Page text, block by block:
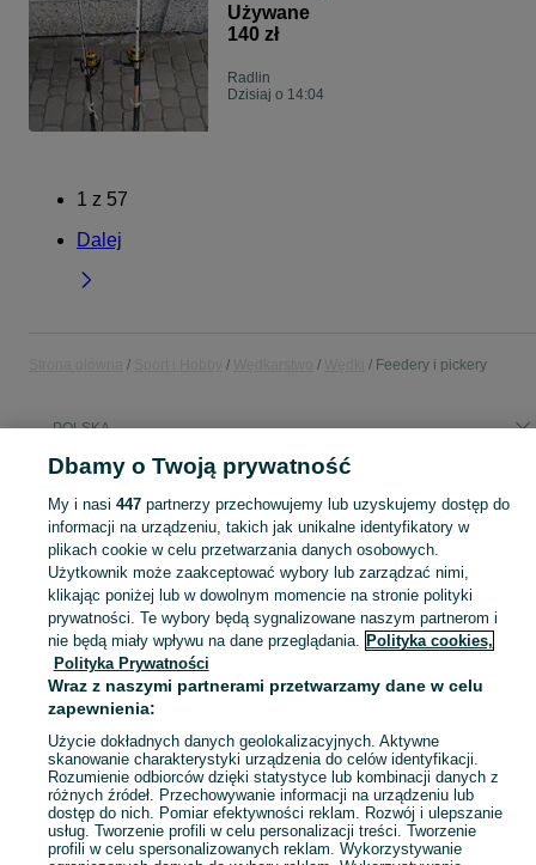
Używane
140 zł
Radlin
Dzisiaj o 14:04
1 z 57
Dalej
Feedery i pickery
POLSKA
Sprzedaż feederów i pickerów w Polsce ▶️ Nowe i używane oferty ✅ Szeroki wybór produktów w atrakcyjnych cenach ✌ Znajdź ogłoszenia na OLX.pl!
Mapa kategorii
Mapa miejscowości
Mapa ministron
Popularne wyszukiwania
Dbamy o Twoją prywatność
My i nasi 447partnerzy przechowujemy lub uzyskujemy dostęp do
informacji na urządzeniu, takich jak unikalne identyfikatory w
plikach cookie w celu przetwarzania danych osobowych.
Użytkownik może zaakceptować wybory lub zarządzać nimi,
klikając poniżej lub w dowolnym momencie na stronie polityki
prywatności. Te wybory będą sygnalizowane naszym partnerom i
nie będą miały wpływu na dane przeglądania. Polityka cookies,
Polityka Prywatności
Wraz z naszymi partnerami przetwarzamy dane w celu
zapewnienia:
Użycie dokładnych danych geolokalizacyjnych. Aktywne
skanowanie charakterystyki urządzenia do celów identyfikacji.
Rozumienie odbiorców dzięki statystyce lub kombinacji danych z
różnych źródeł. Przechowywanie informacji na urządzeniu lub
dostęp do nich. Pomiar efektywności reklam. Rozwój i ulepszanie
usług. Tworzenie profili w celu personalizacji treści. Tworzenie
profili w celu spersonalizowanych reklam. Wykorzystywanie